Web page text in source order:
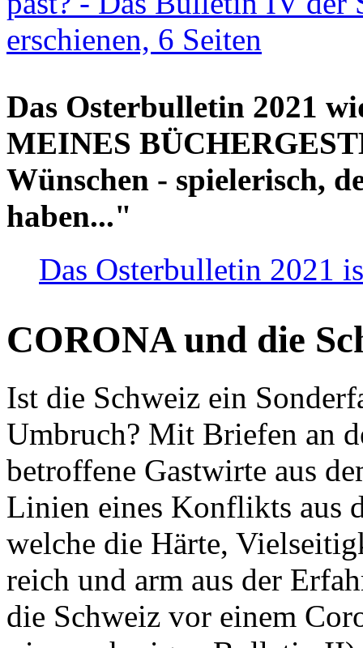
erschienen, 6 Seiten
Das Osterbulletin 2021
MEINES
Wünschen - spielerisch,
haben..."
Das Osterbulletin 2021
CORONA und die
Ist die Schweiz ein
Umbruch? Mit Briefen an
betroffene Gastwirte aus
Linien eines Konflikts aus
welche die Härte,
reich und arm aus der
die Schweiz vor einem